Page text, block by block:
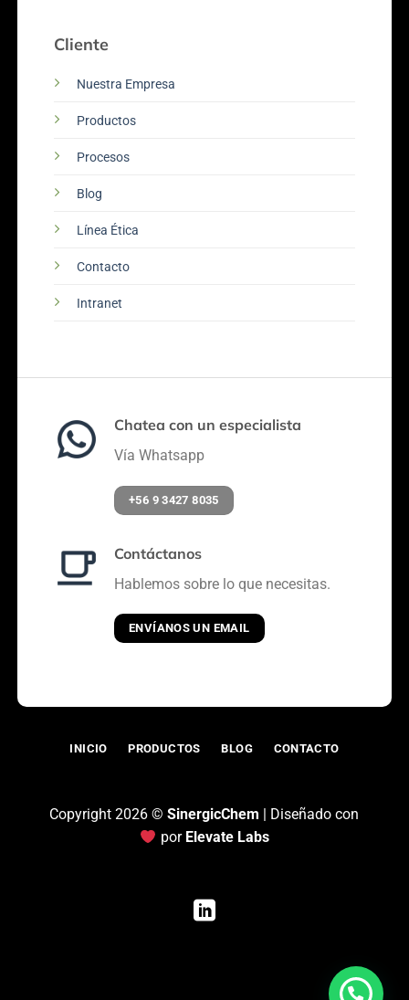
Cliente
Nuestra Empresa
Productos
Procesos
Blog
Línea Ética
Contacto
Intranet
Chatea con un especialista
Vía Whatsapp
+56 9 3427 8035
Contáctanos
Hablemos sobre lo que necesitas.
ENVÍANOS UN EMAIL
INICIO PRODUCTOS BLOG CONTACTO
Copyright 2026 ©SinergicChem | Diseñado con
por Elevate Labs